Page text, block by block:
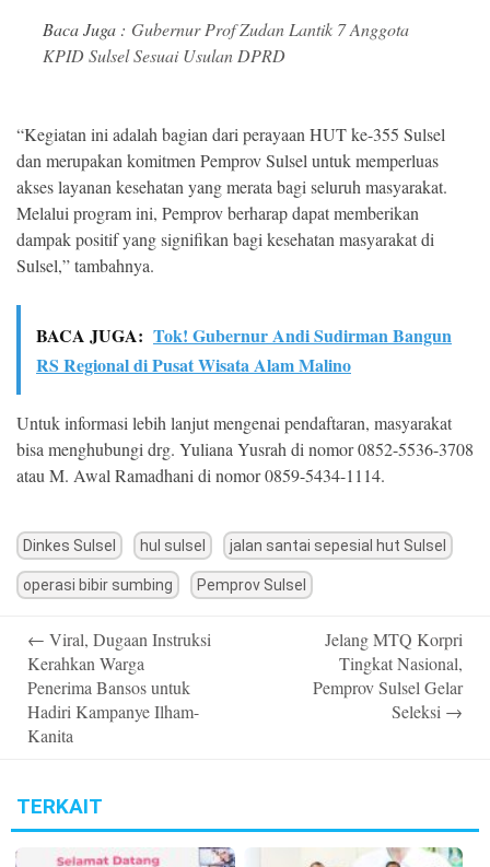
Baca Juga : Gubernur Prof Zudan Lantik 7 Anggota
KPID Sulsel Sesuai Usulan DPRD
“Kegiatan ini adalah bagian dari perayaan HUT ke-355 Sulsel
dan merupakan komitmen Pemprov Sulsel untuk memperluas
akses layanan kesehatan yang merata bagi seluruh masyarakat.
Melalui program ini, Pemprov berharap dapat memberikan
dampak positif yang signifikan bagi kesehatan masyarakat di
Sulsel,” tambahnya.
BACA JUGA: Tok! Gubernur Andi Sudirman Bangun
RS Regional di Pusat Wisata Alam Malino
Untuk informasi lebih lanjut mengenai pendaftaran, masyarakat
bisa menghubungi drg. Yuliana Yusrah di nomor 0852-5536-3708
atau M. Awal Ramadhani di nomor 0859-5434-1114.
Dinkes Sulsel hul sulsel jalan santai sepesial hut Sulsel
operasi bibir sumbing Pemprov Sulsel
navigation
← Viral, Dugaan Instruksi
Kerahkan Warga
Penerima Bansos untuk
Hadiri Kampanye Ilham-
Kanita
Jelang MTQ Korpri
Tingkat Nasional,
Pemprov Sulsel Gelar
Seleksi →
TERKAIT